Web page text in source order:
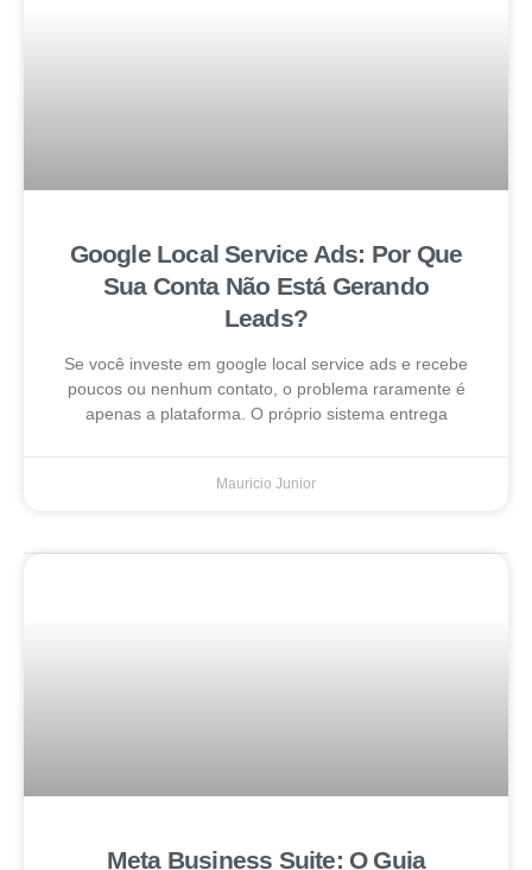
Google Local Service Ads: Por Que
Sua Conta Não Está Gerando
Leads?
Se você investe em google local service ads e recebe
poucos ou nenhum contato, o problema raramente é
apenas a plataforma. O próprio sistema entrega
Mauricio Junior
Meta Business Suite: O Guia